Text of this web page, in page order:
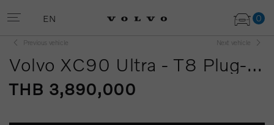
0
EN
Previous vehicle Next vehicle
Volvo XC90 Ultra - T8 Plug-in Hybrid Bright (MY25)
THB 3,890,000